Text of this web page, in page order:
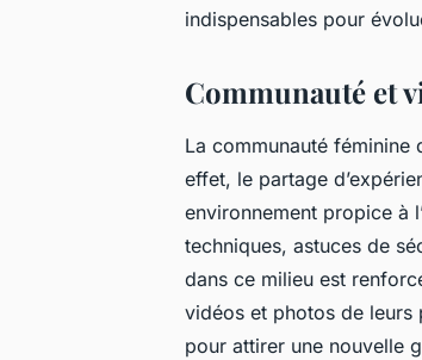
indispensables pour
Communauté et
La communauté féminine
effet, le partage
environnement propice à
techniques, astuces de
dans ce milieu est
vidéos et photos de leurs
pour attirer une nouvelle